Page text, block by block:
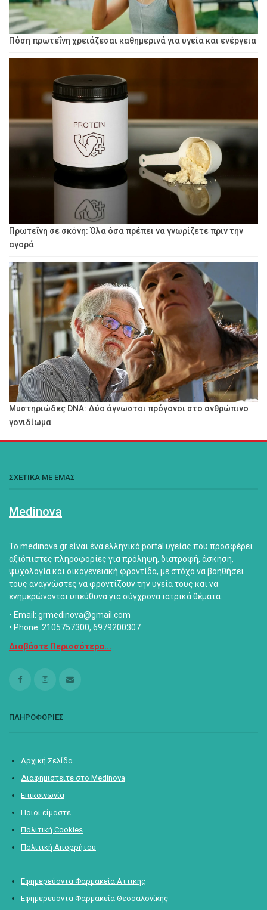
Πόση πρωτεΐνη χρειάζεσαι καθημερινά για υγεία και ενέργεια
Πρωτεΐνη σε σκόνη: Όλα όσα πρέπει να γνωρίζετε πριν την
αγορά
Μυστηριώδες DNA: Δύο άγνωστοι πρόγονοι στο ανθρώπινο
γονιδίωμα
ΣΧΕΤΙΚΑ ΜΕ ΕΜΑΣ
Medinova
Το medinova.gr είναι ένα ελληνικό portal υγείας που προσφέρει
αξιόπιστες πληροφορίες για πρόληψη, διατροφή, άσκηση,
ψυχολογία και οικογενειακή φροντίδα, με στόχο να βοηθήσει
τους αναγνώστες να φροντίζουν την υγεία τους και να
ενημερώνονται υπεύθυνα για σύγχρονα ιατρικά θέματα.
• Email: grmedinova@gmail.com
• Phone: 2105757300, 6979200307
Διαβάστε Περισσότερα...
ΠΛΗΡΟΦΟΡΙΕΣ
Αρχική Σελίδα
Διαφημιστείτε στο Medinova
Επικοινωνία
Ποιοι είμαστε
Πολιτική Cookies
Πολιτική Απορρήτου
Εφημερεύοντα Φαρμακεία Αττικής
Εφημερεύοντα Φαρμακεία Θεσσαλονίκης